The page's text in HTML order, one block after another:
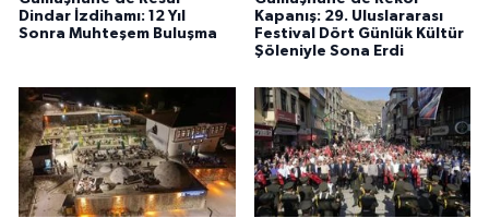
Dindar İzdihamı: 12 Yıl
Sonra Muhteşem Buluşma
Kapanış: 29. Uluslararası
Festival Dört Günlük Kültür
Şöleniyle Sona Erdi